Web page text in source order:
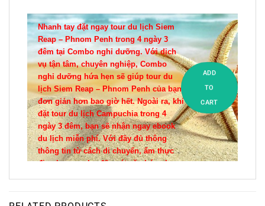
Nhanh tay đặt ngay tour du lịch Siem
Reap – Phnom Penh trong 4 ngày 3
đêm tại Combo nghỉ dưỡng. Với dịch
vụ tận tâm, chuyên nghiệp, Combo
nghỉ dưỡng hứa hẹn sẽ giúp tour du
lịch Siem Reap – Phnom Penh của bạn
đơn giản hơn bao giờ hết. Ngoài ra, khi
đặt tour du lịch Campuchia trong 4
ngày 3 đêm, bạn sẽ nhận ngay ebook
du lịch miễn phí. Với đầy đủ thông
thông tin từ cách di chuyển, ẩm thực
địa phương cho đến nét văn hóa phong
lại nhiều kỉ niệm quý giá cho bạn và
ADD
TO
CART